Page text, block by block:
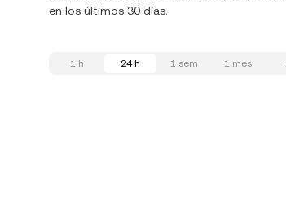
en los últimos 30 días.
1 h 24 h 1 sem 1 mes